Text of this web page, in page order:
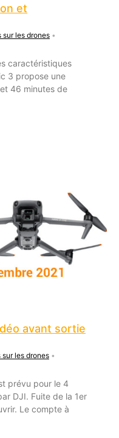
et
sur les drones •
caractéristiques
3 propose une
46 minutes de
avant sortie
les drones •
prévu pour le 4
DJI. Fuite de la 1er
Le compte à